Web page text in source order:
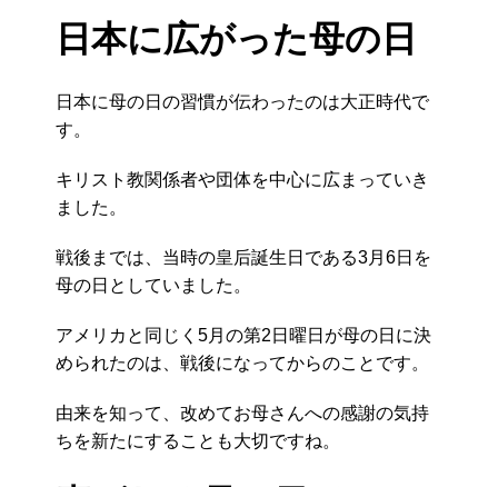
日本に広がった母の日
日本に母の日の習慣が伝わったのは大正時代で
す。
キリスト教関係者や団体を中心に広まっていき
ました。
戦後までは、当時の皇后誕生日である3月6日を
母の日としていました。
アメリカと同じく5月の第2日曜日が母の日に決
められたのは、戦後になってからのことです。
由来を知って、改めてお母さんへの感謝の気持
ちを新たにすることも大切ですね。